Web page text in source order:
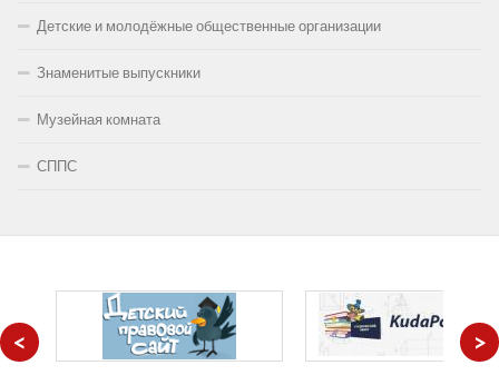
Детские и молодёжные общественные организации
Знаменитые выпускники
Музейная комната
СППС
< >